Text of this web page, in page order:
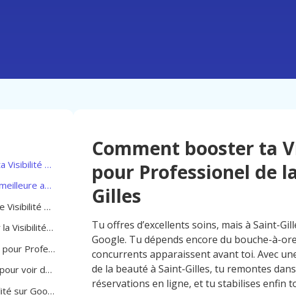
Comment booster ta Visibilité sur Google pour Professionel de la beauté à Saint-Gilles
Comment choisir la meilleure agence pour optimiser la Visibilité sur Google pour Professionel de la beauté à Saint-Gilles
Stratégie efficace de Visibilité sur Google pour Professionel de la beauté à Saint-Gilles
Comment optimiser la Visibilité sur Google pour Professionel de la beauté à Saint-Gilles
Visibilité sur Google pour Professionel de la beauté à Saint-Gilles
Combien de temps pour voir des résultats
Alternatives à Visibilité sur Google pour Professionel de la beauté à Saint-Gilles
Comment booster ta
pour Professionel de
Gilles
Tu offres d’excellents soins, mais à Saint-
Google. Tu dépends encore du bouche-à-
concurrents apparaissent avant toi. Avec
de la beauté à Saint-Gilles, tu remontes
réservations en ligne, et tu stabilises enfin